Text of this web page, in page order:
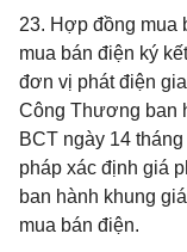
23. Hợp đồng mua
mua bán điện ký
đơn vị phát điện
Công Thương ban
BCT ngày 14
pháp xác định giá
ban hành khung
mua bán điện.